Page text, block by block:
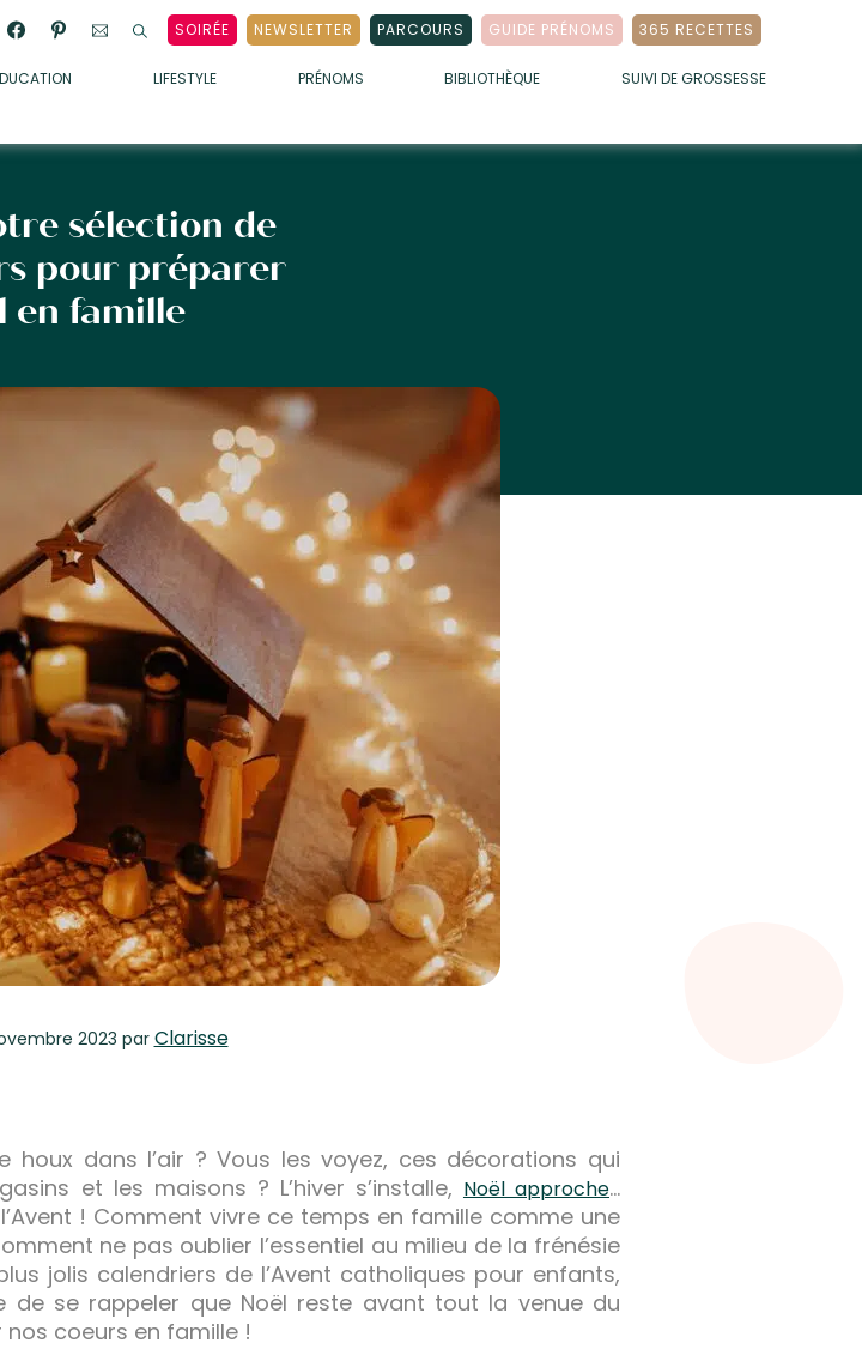
SOIRÉE NEWSLETTER PARCOURS GUIDE PRÉNOMS 365 RECETTES
LIFESTYLE PRÉNOMS BIBLIOTHÈQUE SUIVI DE GROSSESSE
sélection de
pour préparer
en famille
2023 par Clarisse
dans l’air ? Vous les voyez, ces décorations qui
et les maisons ? L’hiver s’installe, Noël approche…
! Comment vivre ce temps en famille comme une
ne pas oublier l’essentiel au milieu de la frénésie
jolis calendriers de l’Avent catholiques pour enfants,
de se rappeler que Noël reste avant tout la venue du
nos coeurs en famille !